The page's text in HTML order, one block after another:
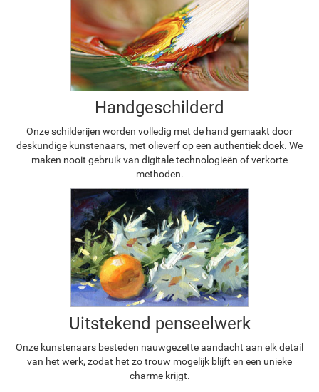
Handgeschilderd
Onze schilderijen worden volledig met de hand gemaakt door
deskundige kunstenaars, met olieverf op een authentiek doek. We
maken nooit gebruik van digitale technologieën of verkorte
methoden.
Uitstekend penseelwerk
Onze kunstenaars besteden nauwgezette aandacht aan elk detail
van het werk, zodat het zo trouw mogelijk blijft en een unieke
charme krijgt.